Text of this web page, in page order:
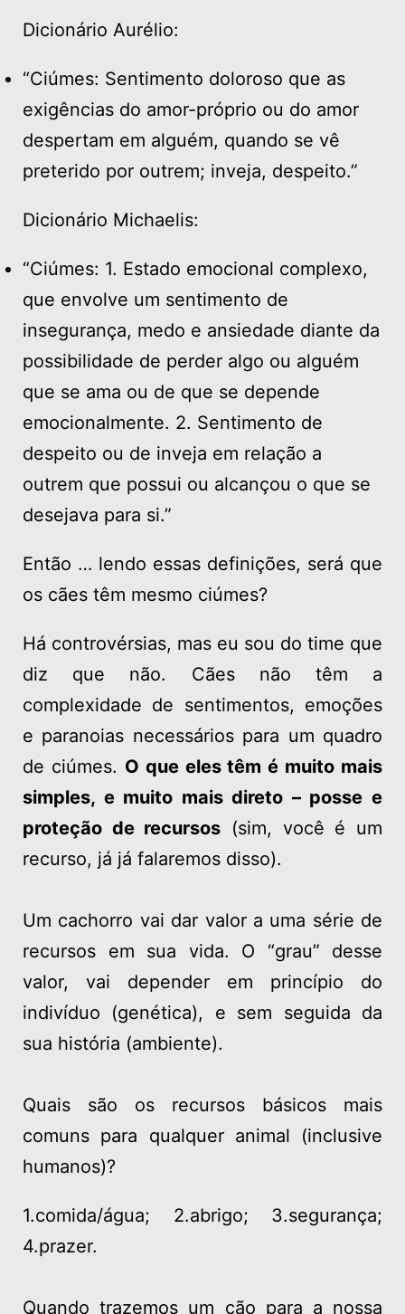
Dicionário Aurélio:
“Ciúmes: Sentimento doloroso que as
exigências do amor-próprio ou do amor
despertam em alguém, quando se vê
preterido por outrem; inveja, despeito.”
Dicionário Michaelis:
“Ciúmes: 1. Estado emocional complexo,
que envolve um sentimento de
insegurança, medo e ansiedade diante da
possibilidade de perder algo ou alguém
que se ama ou de que se depende
emocionalmente. 2. Sentimento de
despeito ou de inveja em relação a
outrem que possui ou alcançou o que se
desejava para si.”
Então … lendo essas definições, será que
os cães têm mesmo ciúmes?
Há controvérsias, mas eu sou do time que
diz que não. Cães não têm a
complexidade de sentimentos, emoções
e paranoias necessários para um quadro
de ciúmes. O que eles têm é muito mais
simples, e muito mais direto – posse e
proteção de recursos (sim, você é um
recurso, já já falaremos disso).
Um cachorro vai dar valor a uma série de
recursos em sua vida. O “grau” desse
valor, vai depender em princípio do
indivíduo (genética), e sem seguida da
sua história (ambiente).
Quais são os recursos básicos mais
comuns para qualquer animal (inclusive
humanos)?
1.comida/água; 2.abrigo; 3.segurança;
4.prazer.
Quando trazemos um cão para a nossa